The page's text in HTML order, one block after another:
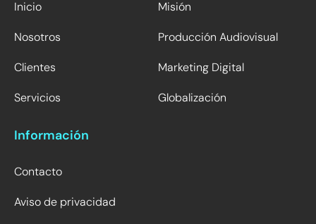
Inicio
Nosotros
Clientes
Servicios
Misión
Producción Audiovisual
Marketing Digital
Globalización
Información
Contacto
Aviso de privacidad